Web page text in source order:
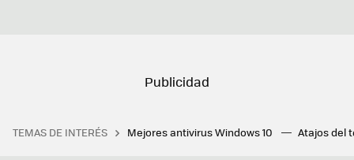
TEMAS DE INTERÉS Mejores antivirus Windows 10 Atajos del